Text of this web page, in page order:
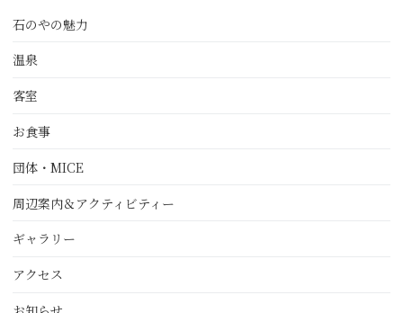
石のやの魅力
温泉
客室
お食事
団体・MICE
周辺案内＆アクティビティー
ギャラリー
アクセス